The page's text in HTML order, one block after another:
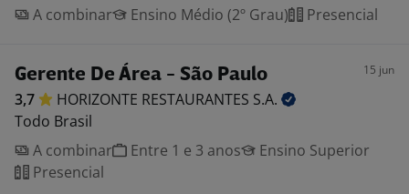
A combinar
Ensino Médio (2º Grau) Presencial
Gerente De Área - São Paulo 15 jun
3,7 HORIZONTE RESTAURANTES S.A.
Todo Brasil
A combinar
Entre 1 e 3 anos
Ensino Superior
Presencial